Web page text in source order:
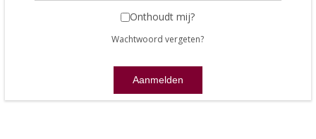
Onthoudt mij?
Wachtwoord vergeten?